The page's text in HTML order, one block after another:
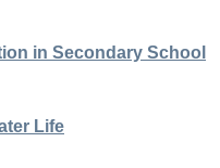
in Secondary School
Life